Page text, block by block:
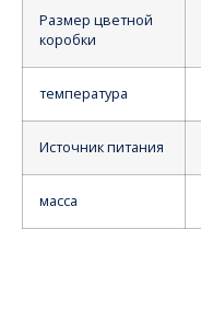
Размер цветной
коробки
температура
Источник питания
масса